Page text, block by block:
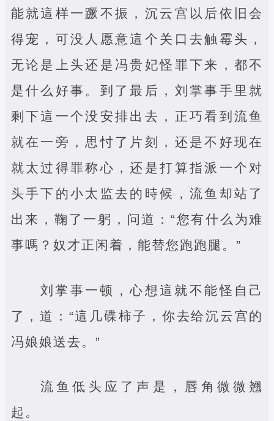
能就這样一蹶不振，沉云宫以后依旧会
得宠，可没人愿意這个关口去触霉头，
无论是上头还是冯贵妃怪罪下来，都不
是什么好事。到了最后，刘掌事手里就
剩下這一个没安排出去，正巧看到流鱼
就在一旁，思忖了片刻，还是不好现在
就太过得罪称心，还是打算指派一个对
头手下的小太监去的時候，流鱼却站了
出来，鞠了一躬，问道：“您有什么为难
事嗎？奴才正闲着，能替您跑跑腿。”
刘掌事一顿，心想這就不能怪自己
了，道：“這几碟柿子，你去给沉云宫的
冯娘娘送去。”
流鱼低头应了声是，唇角微微翘
起。